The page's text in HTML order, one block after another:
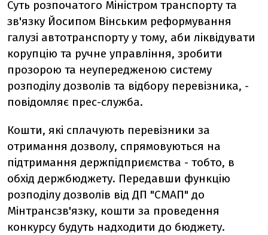
Суть розпочатого Міністром транспорту та
зв'язку Йосипом Вінським реформування
галузі автотранспорту у тому, аби ліквідувати
корупцію та ручне управління, зробити
прозорою та неупередженою систему
розподілу дозволів та відбору перевізника, -
повідомляє прес-служба.
Кошти, які сплачують перевізники за
отримання дозволу, спрямовуються на
підтримання держпідприємства - тобто, в
обхід держбюджету. Передавши функцію
розподілу дозволів від ДП "СМАП" до
Мінтрансзв'язку, кошти за проведення
конкурсу будуть надходити до бюджету.